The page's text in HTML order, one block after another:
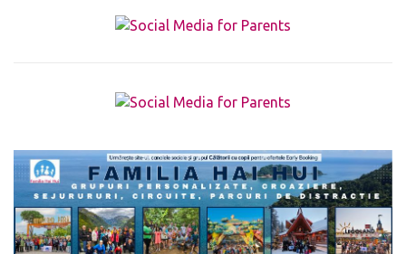
The form you have selected does not exist.